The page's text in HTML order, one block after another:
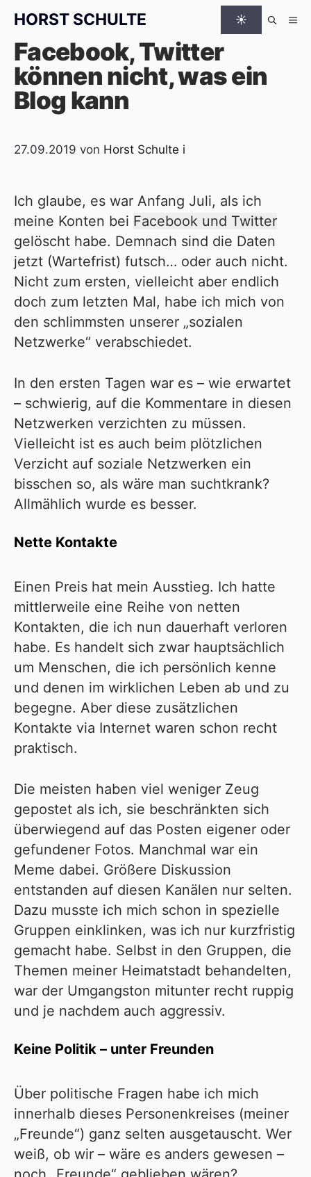
HORST SCHULTE ☀
Facebook, Twitter
können nicht, was ein
Blog kann
27.09.2019 von Horst Schulte i
Ich glaube, es war Anfang Juli, als ich
meine Konten bei Facebook und Twitter
gelöscht habe. Demnach sind die Daten
jetzt (Wartefrist) futsch… oder auch nicht.
Nicht zum ersten, vielleicht aber endlich
doch zum letzten Mal, habe ich mich von
den schlimmsten unserer „sozialen
Netzwerke“ verabschiedet.
In den ersten Tagen war es – wie erwartet
– schwierig, auf die Kommentare in diesen
Netzwerken verzichten zu müssen.
Vielleicht ist es auch beim plötzlichen
Verzicht auf soziale Netzwerken ein
bisschen so, als wäre man suchtkrank?
Allmählich wurde es besser.
Nette Kontakte
Einen Preis hat mein Ausstieg. Ich hatte
mittlerweile eine Reihe von netten
Kontakten, die ich nun dauerhaft verloren
habe. Es handelt sich zwar hauptsächlich
um Menschen, die ich persönlich kenne
und denen im wirklichen Leben ab und zu
begegne. Aber diese zusätzlichen
Kontakte via Internet waren schon recht
praktisch.
Die meisten haben viel weniger Zeug
gepostet als ich, sie beschränkten sich
überwiegend auf das Posten eigener oder
gefundener Fotos. Manchmal war ein
Meme dabei. Größere Diskussion
entstanden auf diesen Kanälen nur selten.
Dazu musste ich mich schon in spezielle
Gruppen einklinken, was ich nur kurzfristig
gemacht habe. Selbst in den Gruppen, die
Themen meiner Heimatstadt behandelten,
war der Umgangston mitunter recht ruppig
und je nachdem auch aggressiv.
Keine Politik – unter Freunden
Über politische Fragen habe ich mich
innerhalb dieses Personenkreises (meiner
„Freunde“) ganz selten ausgetauscht. Wer
weiß, ob wir – wäre es anders gewesen –